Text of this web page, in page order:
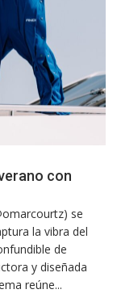
con
se
la vibra del
de
y diseñada
reúne...